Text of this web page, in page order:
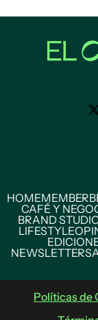
HOMEMEMBER
CAFÉ Y
BRAND
LIFESTYLE
NEWSLETTERS
Políticas de